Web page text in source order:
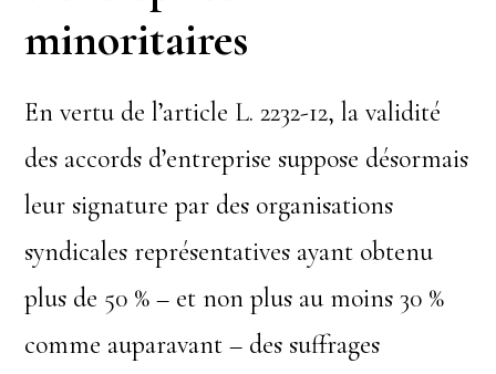
minoritaires
En vertu de l’article L. 2232-12, la validité
des accords d’entreprise suppose désormais
leur signature par des organisations
syndicales représentatives ayant obtenu
plus de 50 % – et non plus au moins 30 %
comme auparavant – des suffrages